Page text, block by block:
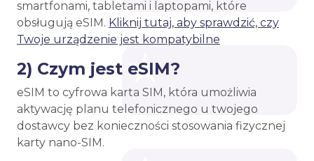
smartfonami, tabletami i laptopami, które
obsługują eSIM. Kliknij tutaj, aby sprawdzić, czy
Twoje urządzenie jest kompatybilne
2) Czym jest eSIM?
eSIM to cyfrowa karta SIM, która umożliwia
aktywację planu telefonicznego u twojego
dostawcy bez konieczności stosowania fizycznej
karty nano-SIM.